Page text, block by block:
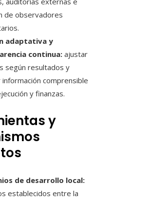
de observadores
adaptativa y
continua: ajustar
según resultados y
información comprensible
y finanzas.
y
de desarrollo local:
establecidos entre la